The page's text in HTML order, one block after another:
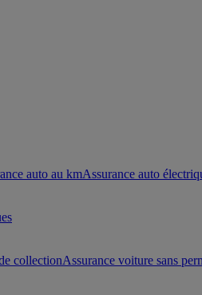
auto au kmAssurance auto
collectionAssurance voiture sans